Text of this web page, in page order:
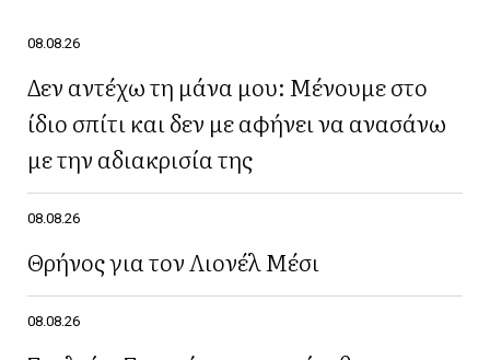
08.08.26
Δεν αντέχω τη μάνα μου: Μένουμε στο
ίδιο σπίτι και δεν με αφήνει να ανασάνω
με την αδιακρισία της
08.08.26
Θρήνος για τον Λιονέλ Μέσι
08.08.26